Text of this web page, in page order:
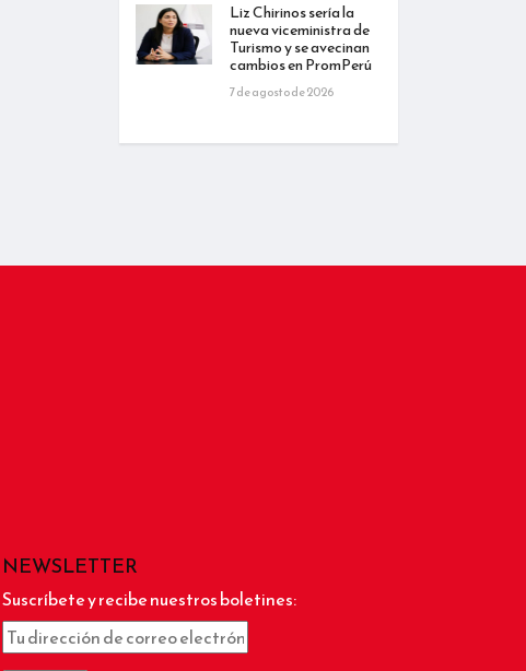
Liz Chirinos sería la
nueva viceministra de
Turismo y se avecinan
cambios en PromPerú
7 de agosto de 2026
NEWSLETTER
Suscríbete y recibe nuestros boletines: